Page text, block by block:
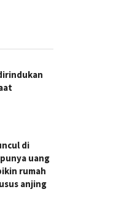
di
uang
rumah
anjing